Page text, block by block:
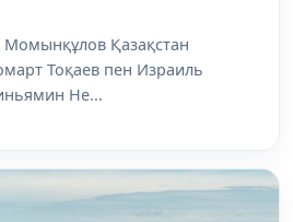
Қазақстан
Тоқаев пен Израиль
Не...